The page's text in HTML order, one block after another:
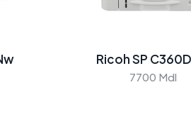
Ricoh SP
7700 Mdl